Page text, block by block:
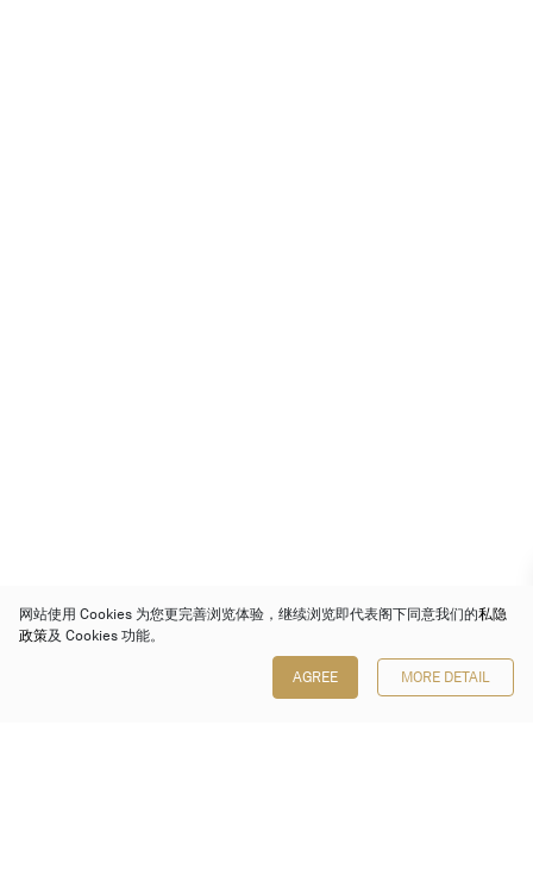
网站使用 Cookies 为您更完善浏览体验，继续浏览即代表阁下同意我们的私隐
政策及 Cookies 功能。
AGREE MORE DETAIL